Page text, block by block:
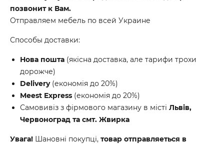
позвонит к Вам.
Отправляем мебель по всей Украине
Способы доставки:
Нова пошта (якісна доставка, але тарифи трохи
дорожче)
Delivery(економія до 20%)
Meest Express (економія до 20%)
Самовивіз з фірмового магазину в місті Львів,
Червоноград та смт. Жвирка
Увага! Шановні покупці, товар отправляеться в